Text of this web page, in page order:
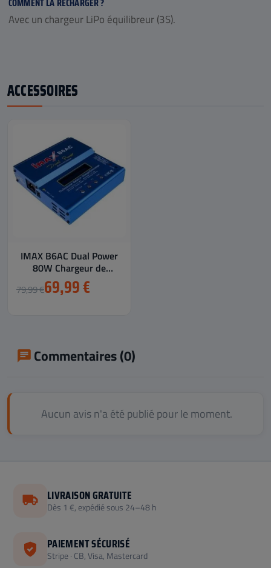
Avec un chargeur LiPo équilibreur (3S).
ACCESSOIRES
IMAX B6AC Dual Power
80W Chargeur de
Batterie RC (LiPo, NiCd,...
79,99 €69,99 €
Commentaires (0)
Aucun avis n'a été publié pour le moment.
LIVRAISON GRATUITE
Dès 1 €, expédié sous 24–48 h
PAIEMENT SÉCURISÉ
Stripe · CB, Visa, Mastercard